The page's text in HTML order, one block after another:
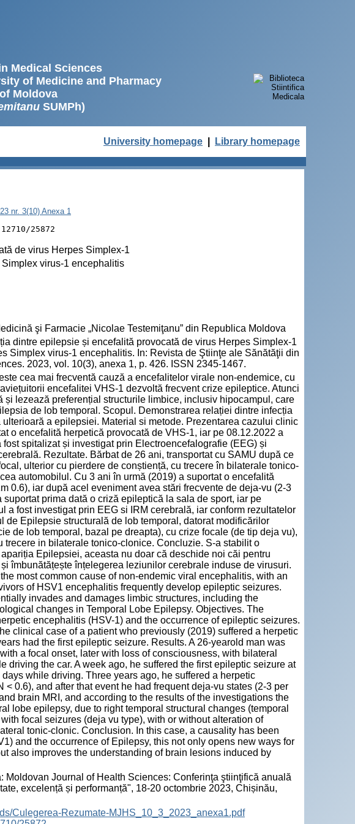
Medical Sciences
of Medicine and Pharmacy
Moldova
SUMPh)
University homepage Library homepage
nr. 3(10) Anexa 1
25872
de virus Herpes Simplex-1
virus-1 encephalitis
şi Farmacie „Nicolae Testemiţanu” din Republica Moldova
dintre epilepsie și encefalită provocată de virus Herpes Simplex-1
Simplex virus-1 encephalitis. In: Revista de Ştiinţe ale Sănătăţii din
2023, vol. 10(3), anexa 1, p. 426. ISSN 2345-1467.
cea mai frecventă cauză a encefalitelor virale non-endemice, cu
encefalitei VHS-1 dezvoltă frecvent crize epileptice. Atunci
lezează preferențial structurile limbice, inclusiv hipocampul, care
de lob temporal. Scopul. Demonstrarea relației dintre infecția
a epilepsiei. Material si metode. Prezentarea cazului clinic
o encefalită herpetică provocată de VHS-1, iar pe 08.12.2022 a
spitalizat și investigat prin Electroencefalografie (EEG) și
Rezultate. Bărbat de 26 ani, transportat cu SAMU după ce
ulterior cu pierdere de conștiență, cu trecere în bilaterale tonico-
automobilul. Cu 3 ani în urmă (2019) a suportat o encefalită
0.6), iar după acel eveniment avea stări frecvente de deja-vu (2-3
prima dată o criză epileptică la sala de sport, iar pe
a fost investigat prin EEG si IRM cerebrală, iar conform rezultatelor
de Epilepsie structurală de lob temporal, datorat modificărilor
de lob temporal, bazal pe dreapta), cu crize focale (de tip deja vu),
trecere in bilaterale tonico-clonice. Concluzie. S-a stabilit o
Epilepsiei, aceasta nu doar că deschide noi căi pentru
îmbunătățește înțelegerea leziunilor cerebrale induse de virusuri.
most common cause of non-endemic viral encephalitis, with an
of HSV1 encephalitis frequently develop epileptic seizures.
invades and damages limbic structures, including the
changes in Temporal Lobe Epilepsy. Objectives. The
encephalitis (HSV-1) and the occurrence of epileptic seizures.
clinical case of a patient who previously (2019) suffered a herpetic
had the first epileptic seizure. Results. A 26-yearold man was
a focal onset, later with loss of consciousness, with bilateral
driving the car. A week ago, he suffered the first epileptic seizure at
while driving. Three years ago, he suffered a herpetic
0.6), and after that event he had frequent deja-vu states (2-3 per
brain MRI, and according to the results of the investigations the
lobe epilepsy, due to right temporal structural changes (temporal
focal seizures (deja vu type), with or without alteration of
tonic-clonic. Conclusion. In this case, a causality has been
and the occurrence of Epilepsy, this not only opens new ways for
also improves the understanding of brain lesions induced by
Moldovan Journal of Health Sciences: Conferinţa ştiinţifică anuală
excelență și performanță", 18-20 octombrie 2023, Chișinău,
Culegerea-Rezumate-MJHS_10_3_2023_anexa1.pdf